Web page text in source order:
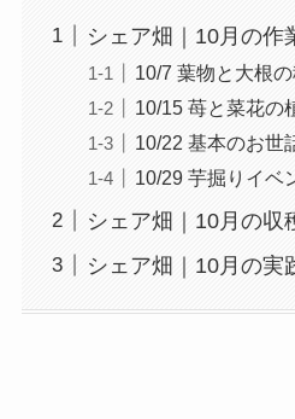
シェア畑｜10月の作
10/7 葉物と大根の
10/15 苺と菜花の
10/22 基本のお世
10/29 芋掘りイベ
シェア畑｜10月の収
シェア畑｜10月の実